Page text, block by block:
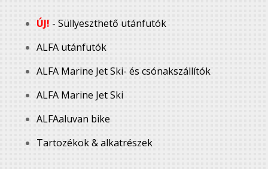
ÚJ! - Süllyeszthető utánfutók
ALFA utánfutók
ALFA Marine Jet Ski- és csónakszállítók
ALFA Marine Jet Ski
ALFAaluvan bike
Tartozékok & alkatrészek